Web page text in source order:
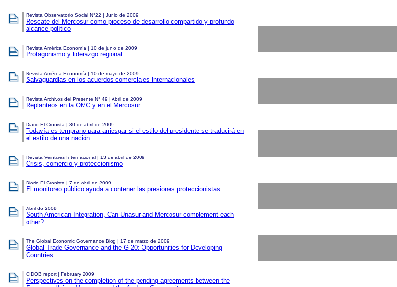
Revista Observatorio Social N°22 | Junio de 2009
Rescate del Mercosur como proceso de desarrollo compartido y profundo
alcance político
Revista América Economía | 10 de junio de 2009
Protagonismo y liderazgo regional
Revista América Economía | 10 de mayo de 2009
Salvaguardias en los acuerdos comerciales internacionales
Revista Archivos del Presente N° 49 | Abril de 2009
Replanteos en la OMC y en el Mercosur
Diario El Cronista | 30 de abril de 2009
Todavía es temprano para arriesgar si el estilo del presidente se traducirá en
el estilo de una nación
Revista Veintitres Internacional | 13 de abril de 2009
Crisis, comercio y proteccionismo
Diario El Cronista | 7 de abril de 2009
El monitoreo público ayuda a contener las presiones proteccionistas
Abril de 2009
South American Integration, Can Unasur and Mercosur complement each
other?
The Global Economic Governance Blog | 17 de marzo de 2009
Global Trade Governance and the G-20: Opportunities for Developing
Countries
CIDOB report | February 2009
Perspectives on the completion of the pending agreements between the